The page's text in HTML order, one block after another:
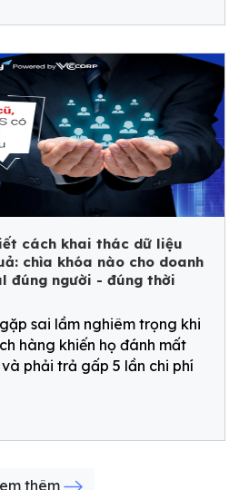
cách khai thác dữ liệu
chìa khóa nào cho doanh
đúng người - đúng thời
sai lầm nghiêm trọng khi
hàng khiến họ đánh mất
phải trả gấp 5 lần chi phí
thêm